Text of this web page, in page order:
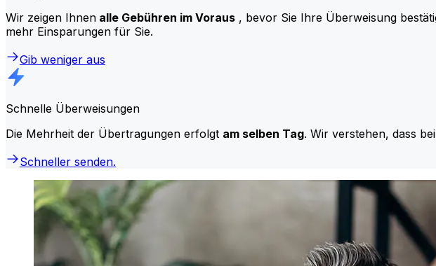
Wir zeigen Ihnen alle Gebühren im Voraus , bevor Sie Ihre Überweisung
mehr Einsparungen für Sie.
Gib weniger aus
Schnelle Überweisungen
Die Mehrheit der Übertragungen erfolgt am selben Tag. Wir verstehen, dass
Schneller senden.